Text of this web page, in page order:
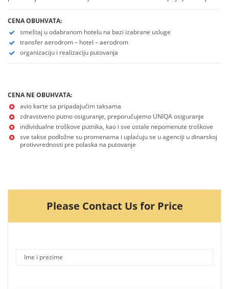
CENA OBUHVATA:
smeštaj u odabranom hotelu na bazi izabrane usluge
transfer aerodrom – hotel – aerodrom
organizaciju i realizaciju putovanja
CENA NE OBUHVATA:
avio karte sa pripadajućim taksama
zdravstveno putno osiguranje, preporučujemo UNIQA osiguranje
individualne troškove putnika, kao i sve ostale nepomenute troškove
sve takse podložne su promenama i uplaćuju se u agenciji u dinarskoj
protivvrednosti pre polaska na putovanje
Please Contact Us for Price